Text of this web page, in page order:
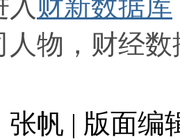
财新数据库
人物，财经
张帆 | 版面编